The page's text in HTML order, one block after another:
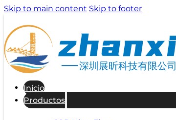
Skip to main content Skip to footer
深圳展昕科技有限公司
Inicio
Productos